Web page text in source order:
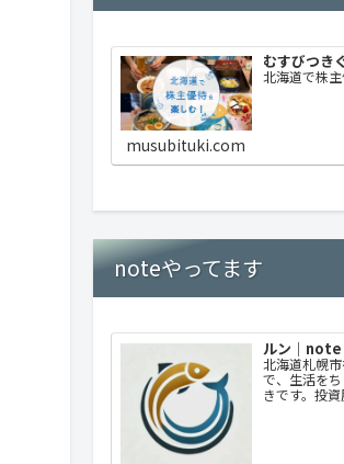
むすびつき
北海道で株主
musubituki.com
noteやってます
ルン｜note
北海道札幌
で、生活を
きです。投